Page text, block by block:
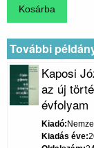
További
Kaposi
az új
évfolyam
Kiadó
Kiadás éve